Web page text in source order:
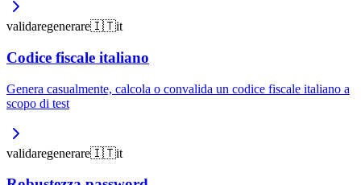
validaregenerare🇮🇹it
Codice fiscale italiano
Genera casualmente, calcola o convalida un codice fiscale italiano a
scopo di test
validaregenerare🇮🇹it